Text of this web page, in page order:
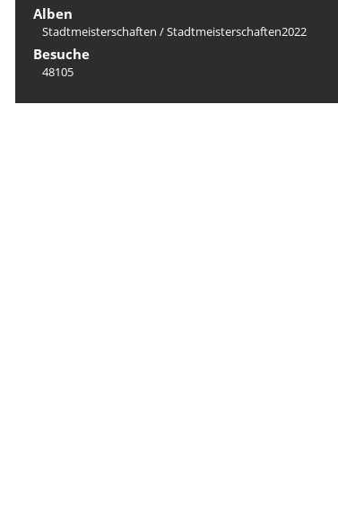
Alben
Stadtmeisterschaften /Stadtmeisterschaften2022
Besuche
48105